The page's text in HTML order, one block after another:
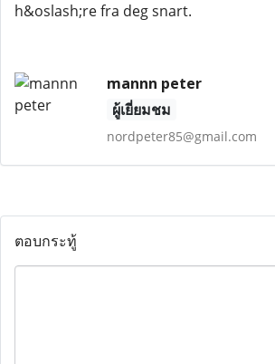
h&oslash;re fra deg snart.
mannn peter
ผู้เยี่ยมชม
nordpeter85@gmail.com
ตอบกระทู้